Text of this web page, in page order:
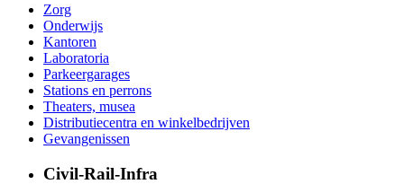
Zorg
Onderwijs
Kantoren
Laboratoria
Parkeergarages
Stations en perrons
Theaters, musea
Distributiecentra en winkelbedrijven
Gevangenissen
Civil-Rail-Infra